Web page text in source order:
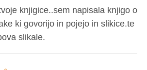
knjigice..sem napisala knjigo o
ki govorijo in pojejo in slikice.te
slikale.